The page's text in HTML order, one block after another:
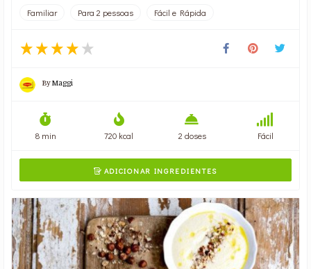
Familiar Para 2 pessoas Fácil e Rápida
ByMaggi
8 min 720 kcal 2 doses Fácil
ADICIONAR INGREDIENTES